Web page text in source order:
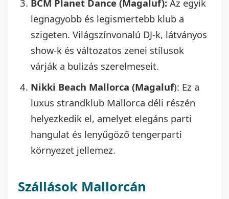
BCM Planet Dance (Magaluf): Az egyik
legnagyobb és legismertebb klub a
szigeten. Világszínvonalú DJ-k, látványos
show-k és változatos zenei stílusok
várják a bulizás szerelmeseit.
Nikki Beach Mallorca (Magaluf): Ez a
luxus strandklub Mallorca déli részén
helyezkedik el, amelyet elegáns parti
hangulat és lenyűgöző tengerparti
környezet jellemez.
Szállások Mallorcán